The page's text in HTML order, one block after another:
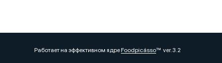
Работает на эффективном ядреFoodpicássover. 3.2